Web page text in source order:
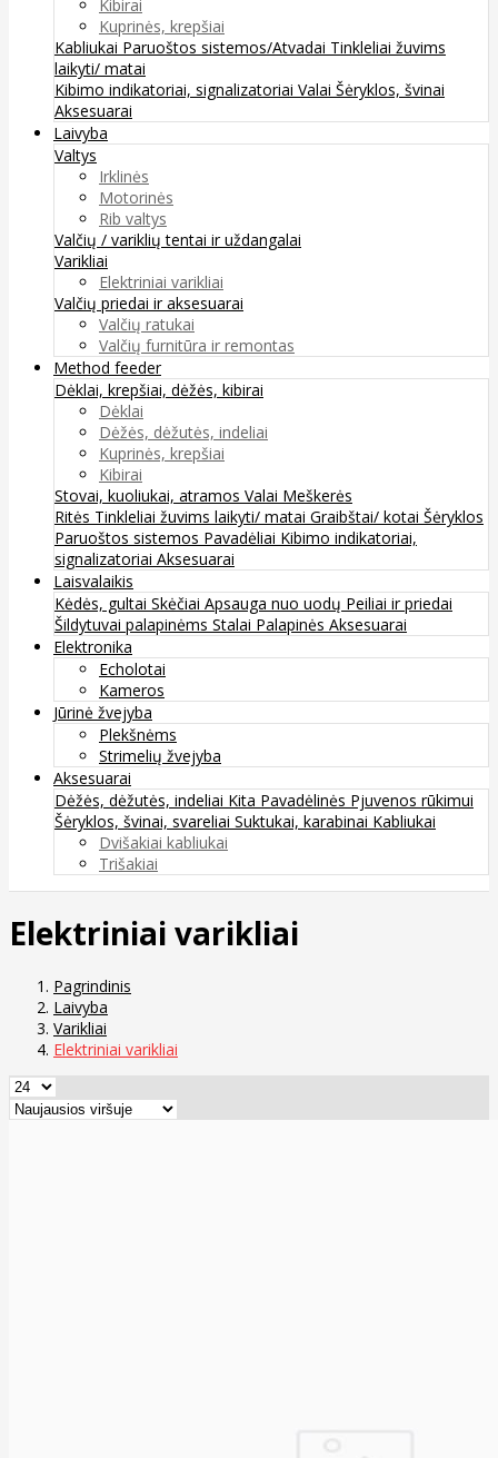
Kibirai
Kuprinės, krepšiai
Kabliukai Paruoštos sistemos/Atvadai Tinkleliai žuvims
laikyti/ matai
Kibimo indikatoriai, signalizatoriai Valai Šėryklos, švinai
Aksesuarai
Laivyba
Valtys
Irklinės
Motorinės
Rib valtys
Valčių / variklių tentai ir uždangalai
Varikliai
Elektriniai varikliai
Valčių priedai ir aksesuarai
Valčių ratukai
Valčių furnitūra ir remontas
Method feeder
Dėklai, krepšiai, dėžės, kibirai
Dėklai
Dėžės, dėžutės, indeliai
Kuprinės, krepšiai
Kibirai
Stovai, kuoliukai, atramos Valai Meškerės
Ritės Tinkleliai žuvims laikyti/ matai Graibštai/ kotai Šėryklos
Paruoštos sistemos Pavadėliai Kibimo indikatoriai,
signalizatoriai Aksesuarai
Laisvalaikis
Kėdės, gultai Skėčiai Apsauga nuo uodų Peiliai ir priedai
Šildytuvai palapinėms Stalai Palapinės Aksesuarai
Elektronika
Echolotai
Kameros
Jūrinė žvejyba
Plekšnėms
Strimelių žvejyba
Aksesuarai
Dėžės, dėžutės, indeliai Kita Pavadėlinės Pjuvenos rūkimui
Šėryklos, švinai, svareliai Suktukai, karabinai Kabliukai
Dvišakiai kabliukai
Trišakiai
Elektriniai varikliai
Pagrindinis
Laivyba
Varikliai
Elektriniai varikliai